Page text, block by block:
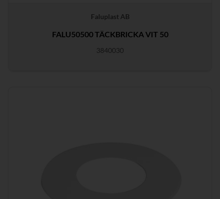
Faluplast AB
FALU50500 TÄCKBRICKA VIT 50
3840030